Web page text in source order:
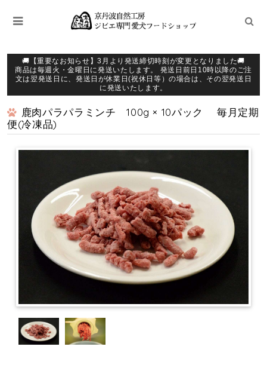
🚚【重要なお知らせ】3月より発送締切時刻が変更となりました🚚
商品は毎週火・金曜日に発送いたします。 発送日前日10時以降のご注
文は翌発送日に、発送日が休業日(祝休日等）の場合は、その翌発送日
に発送いたします。
鹿肉パラパラミンチ 100g × 10パック 毎月定期
便(冷凍品)